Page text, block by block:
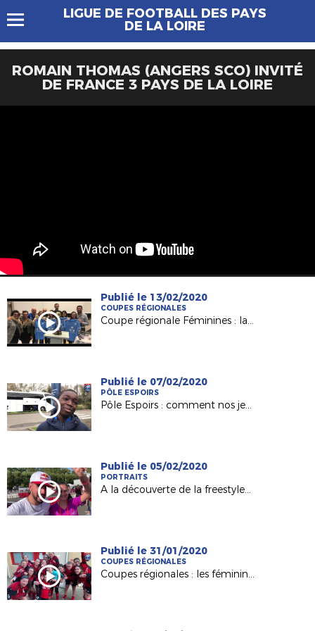
LIGUE DE FOOTBALL DES PAYS
DE LA LOIRE
ROMAIN THOMAS (ANGERS SCO) INVITÉ
DE FRANCE 3 PAYS DE LA LOIRE
Publié le 13/02/2020
COUPES RÉGIONALES
Coupe régionale Féminines : la belle aventure de l'AC Nort sur Erdre
Publié le 07/02/2020
PÔLE ESPOIRS
Pôle Espoirs : comment nos jeunes abordent un match amical ?
Publié le 05/02/2020
PORTRAITS
A la découverte de la freestyleuse Alisson Langlade (Le Mans)
Publié le 31/01/2020
COUPES RÉGIONALES
Coupes régionales : les féminines de l'AEPR Rezé au déif du FC Nantes